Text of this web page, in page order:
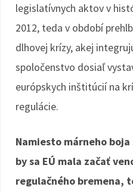
legislatívnych aktov v
2012, teda v období
dlhovej krízy, akej
spoločenstvo dosiaľ
európskych inštitúcií na
regulácie.
Namiesto márneho
by sa EÚ mala začať
regulačného bremena,